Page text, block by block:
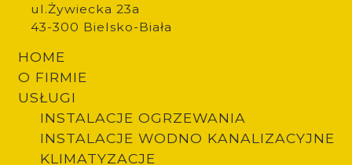
ul.Żywiecka 23a
43-300 Bielsko-Biała
Footer
HOME
O FIRMIE
USŁUGI
INSTALACJE OGRZEWANIA
INSTALACJE WODNO KANALIZACYJNE
KLIMATYZACJE